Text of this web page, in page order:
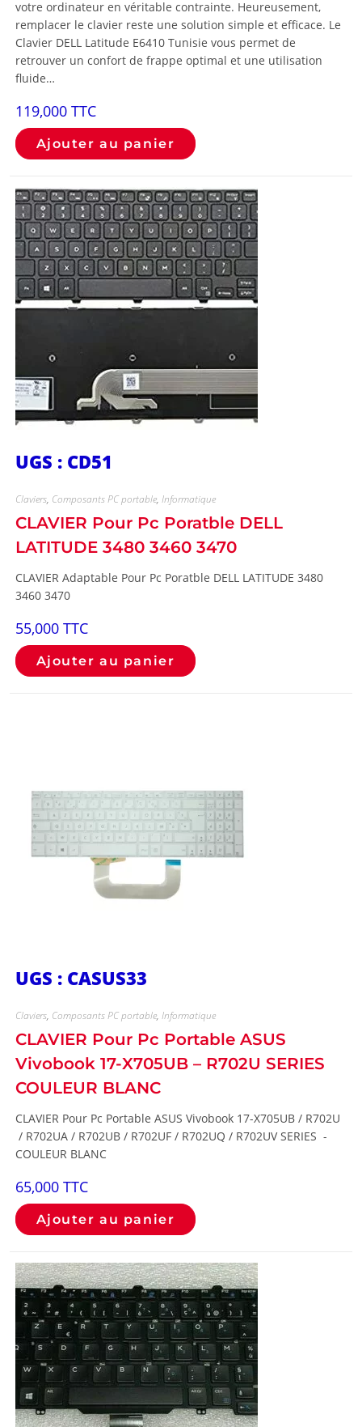
votre ordinateur en véritable contrainte. Heureusement,
remplacer le clavier reste une solution simple et efficace. Le
Clavier DELL Latitude E6410 Tunisie vous permet de
retrouver un confort de frappe optimal et une utilisation
fluide…
119,000 TTC
Ajouter au panier
UGS : CD51
Claviers, Composants PC portable, Informatique
CLAVIER Pour Pc Poratble DELL
LATITUDE 3480 3460 3470
CLAVIER Adaptable Pour Pc Poratble DELL LATITUDE 3480
3460 3470
55,000 TTC
Ajouter au panier
UGS : CASUS33
Claviers, Composants PC portable, Informatique
CLAVIER Pour Pc Portable ASUS
Vivobook 17-X705UB – R702U SERIES
COULEUR BLANC
CLAVIER Pour Pc Portable ASUS Vivobook 17-X705UB / R702U
/ R702UA / R702UB / R702UF / R702UQ / R702UV SERIES -
COULEUR BLANC
65,000 TTC
Ajouter au panier